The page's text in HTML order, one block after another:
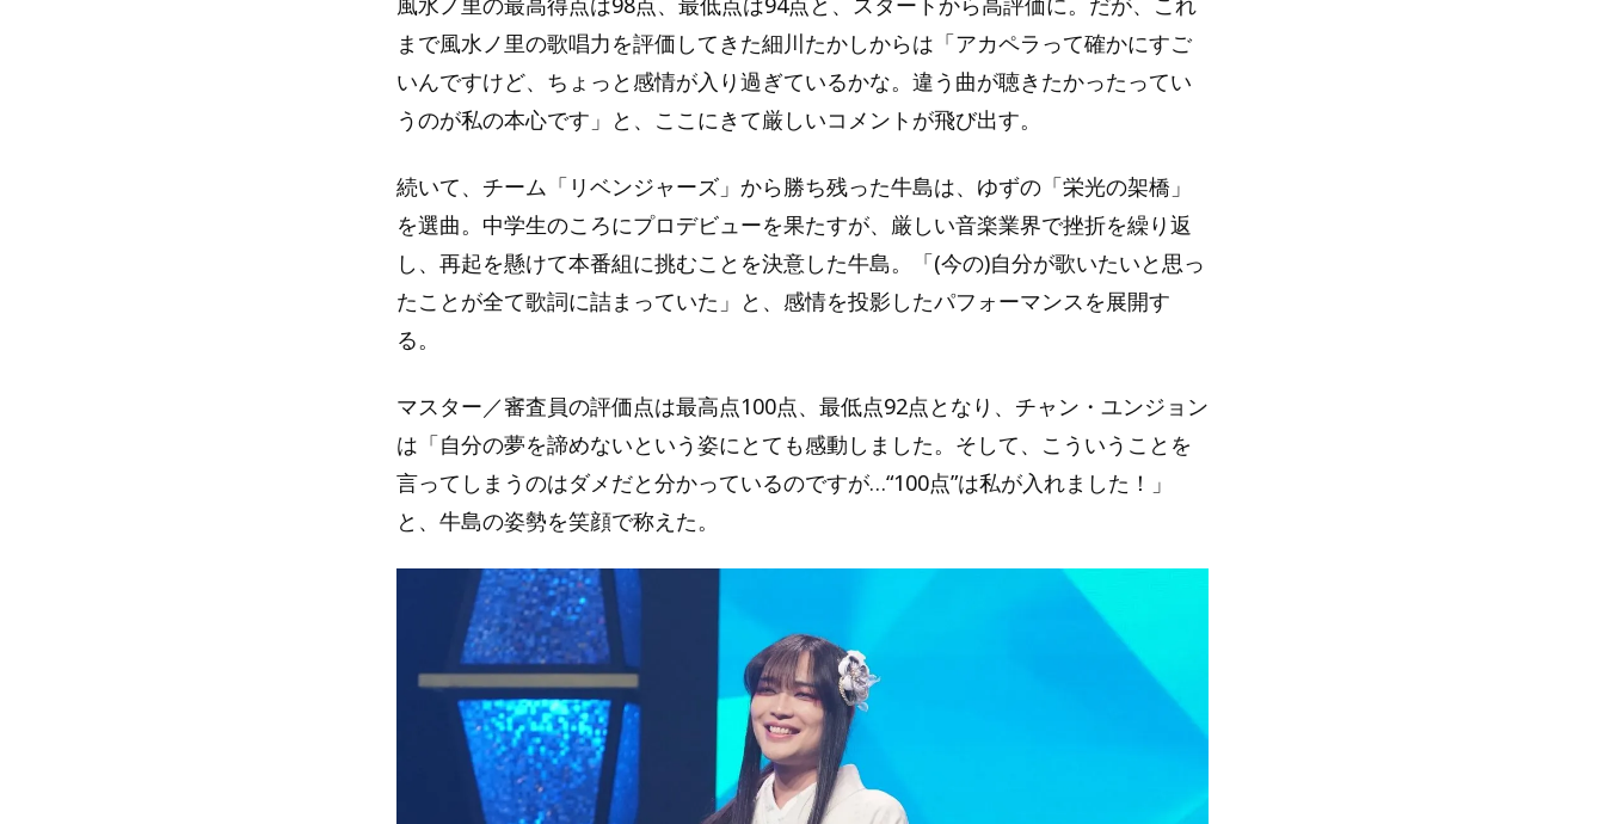
まで風水ノ里の歌唱力を評価してきた細川たかしからは「アカペラって確かにすご
いんですけど、ちょっと感情が入り過ぎているかな。違う曲が聴きたかったってい
うのが私の本心です」と、ここにきて厳しいコメントが飛び出す。
続いて、チーム「リベンジャーズ」から勝ち残った牛島は、ゆずの「栄光の架橋」
を選曲。中学生のころにプロデビューを果たすが、厳しい音楽業界で挫折を繰り返
し、再起を懸けて本番組に挑むことを決意した牛島。「(今の)自分が歌いたいと思っ
たことが全て歌詞に詰まっていた」と、感情を投影したパフォーマンスを展開す
る。
マスター／審査員の評価点は最高点100点、最低点92点となり、チャン・ユンジョン
は「自分の夢を諦めないという姿にとても感動しました。そして、こういうことを
言ってしまうのはダメだと分かっているのですが…“100点”は私が入れました！」
と、牛島の姿勢を笑顔で称えた。